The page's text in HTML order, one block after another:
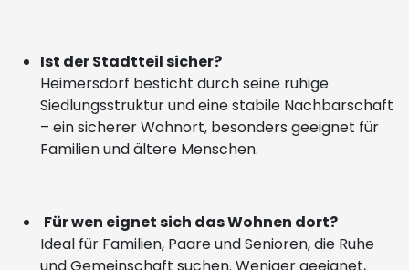
Ist der Stadtteil sicher?
Heimersdorf besticht durch seine ruhige
Siedlungsstruktur und eine stabile Nachbarschaft
– ein sicherer Wohnort, besonders geeignet für
Familien und ältere Menschen.
Für wen eignet sich das Wohnen dort?
Ideal für Familien, Paare und Senioren, die Ruhe